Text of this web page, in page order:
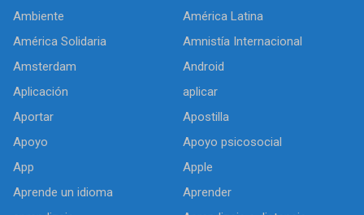
Ambiente
América Latina
América Solidaria
Amnistía Internacional
Amsterdam
Android
Aplicación
aplicar
Aportar
Apostilla
Apoyo
Apoyo psicosocial
App
Apple
Aprende un idioma
Aprender